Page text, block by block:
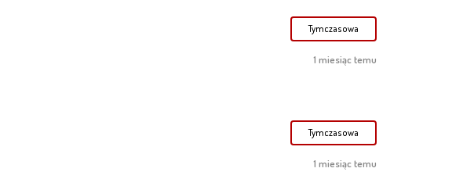
Tymczasowa
1 miesiąc temu
Tymczasowa
1 miesiąc temu